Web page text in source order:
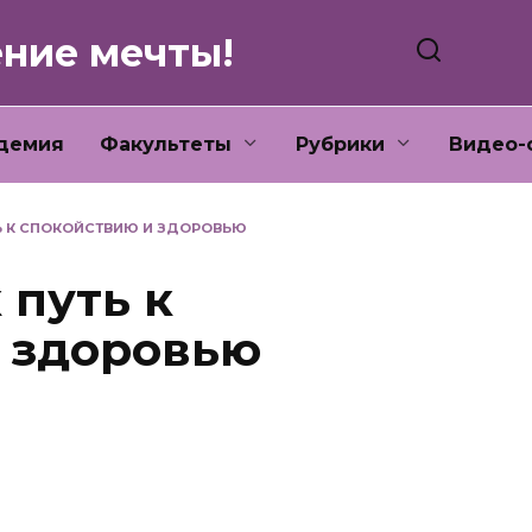
мечты!
Факультеты Рубрики Видео-
К СПОКОЙСТВИЮ И ЗДОРОВЬЮ
к